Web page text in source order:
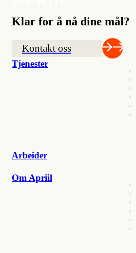
Klar for å nå dine mål?
Kontakt oss
Tjenester
Arbeider
Om Apriil